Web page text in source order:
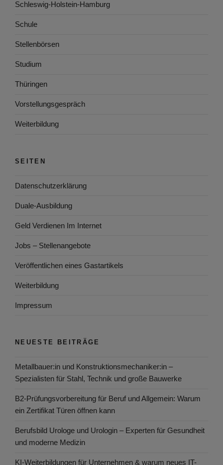
Schleswig-Holstein-Hamburg
Schule
Stellenbörsen
Studium
Thüringen
Vorstellungsgespräch
Weiterbildung
SEITEN
Datenschutzerklärung
Duale-Ausbildung
Geld Verdienen Im Internet
Jobs – Stellenangebote
Veröffentlichen eines Gastartikels
Weiterbildung
Impressum
NEUESTE BEITRÄGE
Metallbauer:in und Konstruktionsmechaniker:in –
Spezialisten für Stahl, Technik und große Bauwerke
B2-Prüfungsvorbereitung für Beruf und Allgemein: Warum
ein Zertifikat Türen öffnen kann
Berufsbild Urologe und Urologin – Experten für Gesundheit
und moderne Medizin
KI-Weiterbildungen für Unternehmen & warum neues IT-